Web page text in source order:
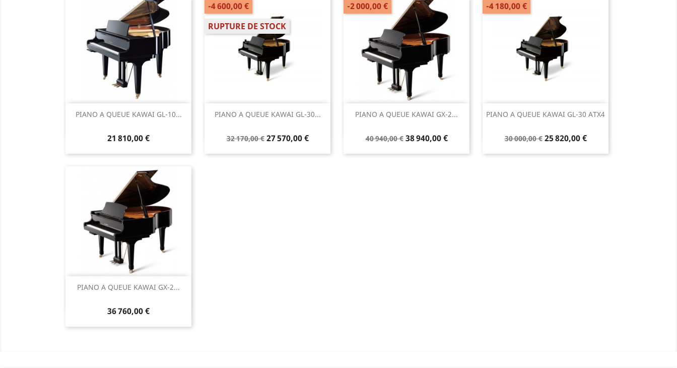
PIANO A QUEUE KAWAI GL-10...
21 810,00 €
 Aperçu rapide PIANO A QUEUE KAWAI GL-30...
32 170,00 € 27 570,00 €
-4 600,00 €
RUPTURE DE STOCK
 Aperçu rapide PIANO A QUEUE KAWAI GX-2...
40 940,00 € 38 940,00 €
-2 000,00 €
 Aperçu rapide PIANO A QUEUE KAWAI GL-30 ATX4
30 000,00 € 25 820,00 €
-4 180,00 €
Aperçu rapide
PIANO A QUEUE KAWAI GX-2...
36 760,00 €
 Aperçu rapide